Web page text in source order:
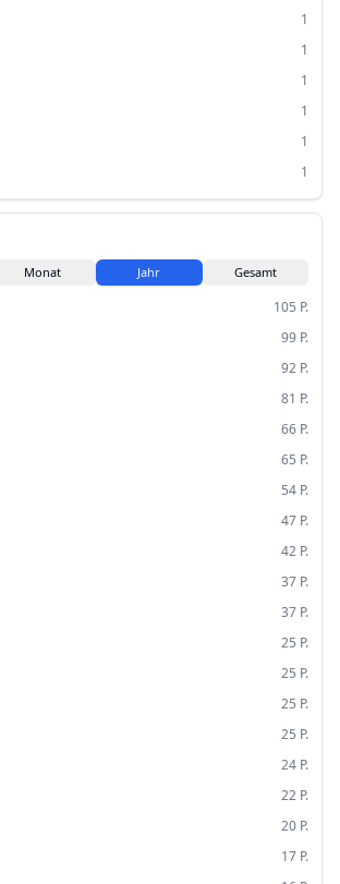
1
1
1
1
1
1
Monat Jahr Gesamt
105 P.
99 P.
92 P.
81 P.
66 P.
65 P.
54 P.
47 P.
42 P.
37 P.
37 P.
25 P.
25 P.
25 P.
25 P.
24 P.
22 P.
20 P.
17 P.